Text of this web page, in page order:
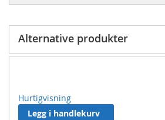
M2 per pakke: 2.96 m2
M2 per pall: 248,64 m2
Alternative produkter
Hurtigvisning
Legg i handlekurv